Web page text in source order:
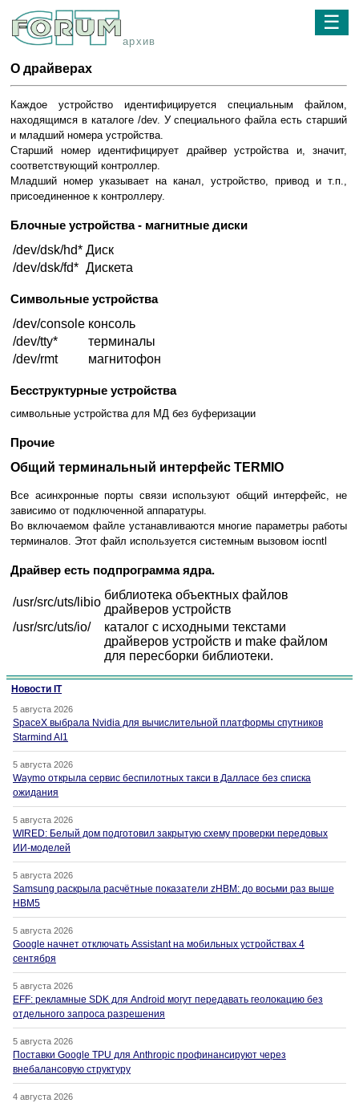
архив
☰
О драйверах
Каждое устройство идентифицируется специальным файлом,
находящимся в каталоге /dev. У специального файла есть старший
и младший номера устройства.
Старший номер идентифицирует драйвер устройства и, значит,
соответствующий контроллер.
Младший номер указывает на канал, устройство, привод и т.п.,
присоединенное к контроллеру.
Блочные устройства - магнитные диски
/dev/dsk/hd* Диск
/dev/dsk/fd* Дискета
Символьные устройства
/dev/console консоль
/dev/tty*
терминалы
/dev/rmt
магнитофон
Бесструктурные устройства
символьные устройства для МД без буферизации
Прочие
Общий терминальный интерфейс TERMIO
Все асинхронные порты связи используют общий интерфейс, не
зависимо от подключенной аппаратуры.
Во включаемом файле устанавливаются многие параметры работы
терминалов. Этот файл используется системным вызовом iocntl
Драйвер есть подпрограмма ядра.
/usr/src/uts/libio
библиотека объектных файлов
драйверов устройств
/usr/src/uts/io/
каталог с исходными текстами
драйверов устройств и make файлом
для пересборки библиотеки.
Новости IT
5 августа 2026
SpaceX выбрала Nvidia для вычислительной платформы спутников
Starmind AI1
5 августа 2026
Waymo открыла сервис беспилотных такси в Далласе без списка
ожидания
5 августа 2026
WIRED: Белый дом подготовил закрытую схему проверки передовых
ИИ-моделей
5 августа 2026
Samsung раскрыла расчётные показатели zHBM: до восьми раз выше
HBM5
5 августа 2026
Google начнет отключать Assistant на мобильных устройствах 4
сентября
5 августа 2026
EFF: рекламные SDK для Android могут передавать геолокацию без
отдельного запроса разрешения
5 августа 2026
Поставки Google TPU для Anthropic профинансируют через
внебалансовую структуру
4 августа 2026